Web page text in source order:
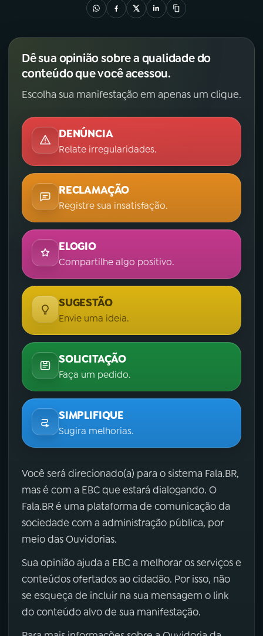
Dê sua opinião sobre a qualidade do
conteúdo que você acessou.
Escolha sua manifestação em apenas um clique.
DENÚNCIA
Relate irregularidades.
RECLAMAÇÃO
Registre sua insatisfação.
ELOGIO
Compartilhe algo positivo.
SUGESTÃO
Envie uma ideia.
SOLICITAÇÃO
Faça um pedido.
SIMPLIFIQUE
Sugira melhorias.
Você será direcionado(a) para o sistema Fala.BR,
mas é com a EBC que estará dialogando. O
Fala.BR é uma plataforma de comunicação da
sociedade com a administração pública, por
meio das Ouvidorias.
Sua opinião ajuda a EBC a melhorar os serviços e
conteúdos ofertados ao cidadão. Por isso, não
se esqueça de incluir na sua mensagem o link
do conteúdo alvo de sua manifestação.